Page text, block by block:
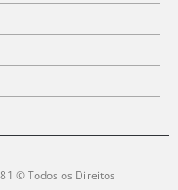
© Todos os Direitos